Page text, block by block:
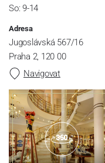
So: 9-14
Adresa
Jugoslávská 567/16
Praha 2, 120 00
Navigovat